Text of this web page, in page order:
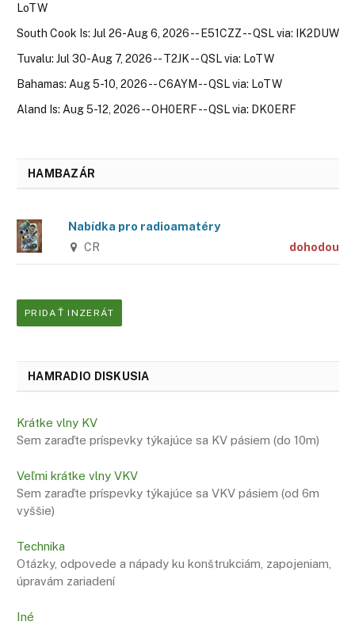
LoTW
South Cook Is: Jul 26-Aug 6, 2026 -- E51CZZ -- QSL via: IK2DUW
Tuvalu: Jul 30-Aug 7, 2026 -- T2JK -- QSL via: LoTW
Bahamas: Aug 5-10, 2026 -- C6AYM -- QSL via: LoTW
Aland Is: Aug 5-12, 2026 -- OH0ERF -- QSL via: DK0ERF
HAMBAZÁR
Nabídka pro radioamatéry
CR dohodou
PRIDAŤ INZERÁT
HAMRADIO DISKUSIA
Krátke vlny KV
Sem zaraďte príspevky týkajúce sa KV pásiem (do 10m)
Veľmi krátke vlny VKV
Sem zaraďte príspevky týkajúce sa VKV pásiem (od 6m
vyššie)
Technika
Otázky, odpovede a nápady ku konštrukciám, zapojeniam,
úpravám zariadení
Iné